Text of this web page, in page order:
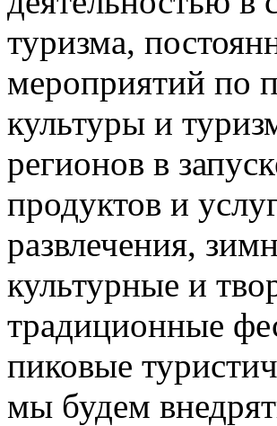
туризма,
мероприятий по
культуры и
регионов в
продуктов и
развлечения,
культурные и
традиционные
пиковые
мы будем